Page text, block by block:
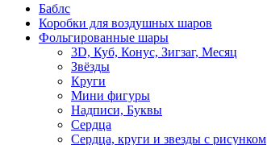
Баблс
Коробки для воздушных шаров
Фольгированные шары
3D, Куб, Конус, Зигзаг, Месяц
Звёзды
Круги
Мини фигуры
Надписи, Буквы
Сердца
Сердца, круги и звезды с рисунком